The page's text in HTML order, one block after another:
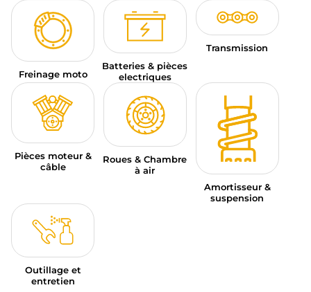
MARQUES
CONSEILS
NOUS CONTACTER
Freinage moto
Batteries & pièces
electriques
Transmission
Pièces moteur &
câble
Roues & Chambre
à air
Amortisseur &
suspension
Outillage et
entretien